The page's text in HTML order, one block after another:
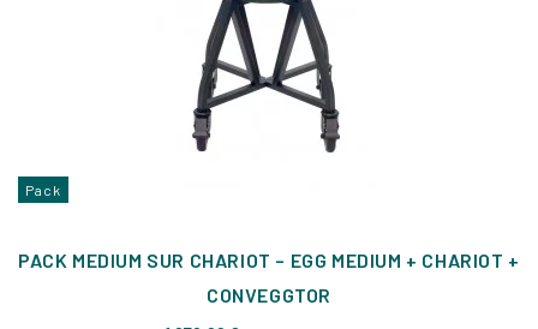
Pack
PACK MEDIUM SUR CHARIOT – EGG MEDIUM + CHARIOT +
CONVEGGTOR